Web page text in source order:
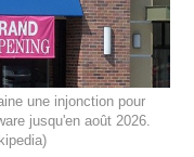
une injonction pour
jusqu'en août 2026.